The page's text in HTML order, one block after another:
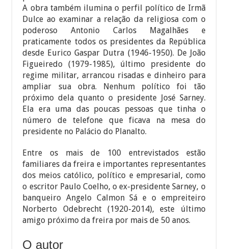
A obra também ilumina o perfil político de Irmã
Dulce ao examinar a relação da religiosa com o
poderoso Antonio Carlos Magalhães e
praticamente todos os presidentes da República
desde Eurico Gaspar Dutra (1946-1950). De João
Figueiredo (1979-1985), último presidente do
regime militar, arrancou risadas e dinheiro para
ampliar sua obra. Nenhum político foi tão
próximo dela quanto o presidente José Sarney.
Ela era uma das poucas pessoas que tinha o
número de telefone que ficava na mesa do
presidente no Palácio do Planalto.
Entre os mais de 100 entrevistados estão
familiares da freira e importantes representantes
dos meios católico, político e empresarial, como
o escritor Paulo Coelho, o ex-presidente Sarney, o
banqueiro Angelo Calmon Sá e o empreiteiro
Norberto Odebrecht (1920-2014), este último
amigo próximo da freira por mais de 50 anos.
O autor